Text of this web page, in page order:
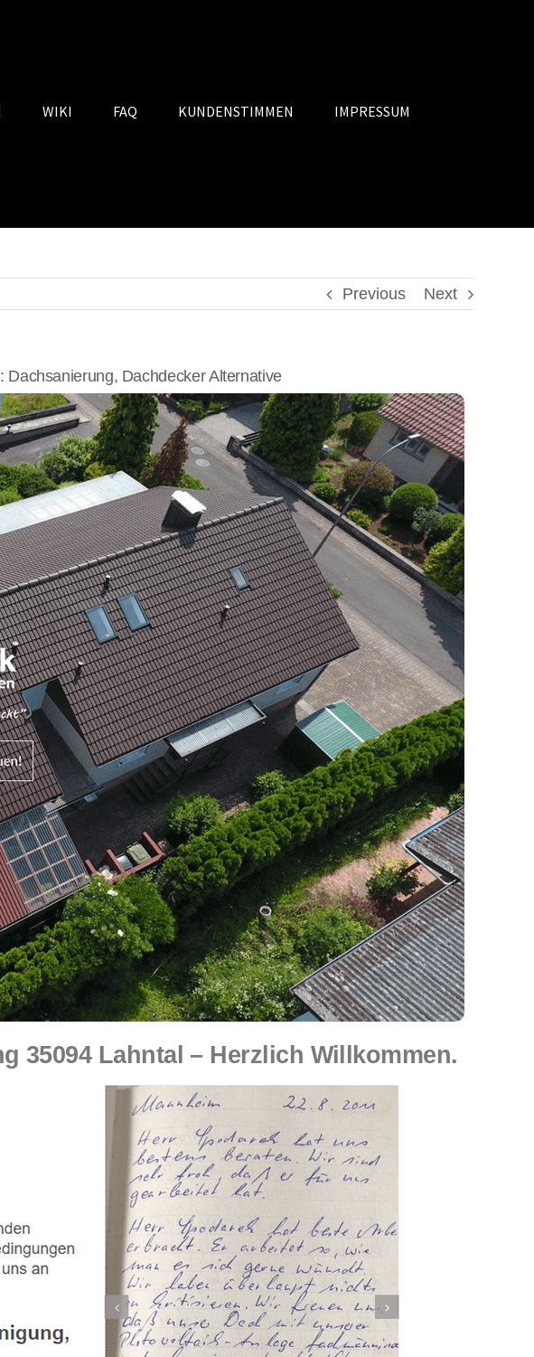
WIKI FAQ KUNDENSTIMMEN IMPRESSUM
Previous Next
Dachdecker Alternative
35094 Lahntal – Herzlich Willkommen.